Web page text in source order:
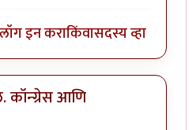
लॉग इन कराकिंवासदस्य व्हा
कॉन्ग्रेस आणि